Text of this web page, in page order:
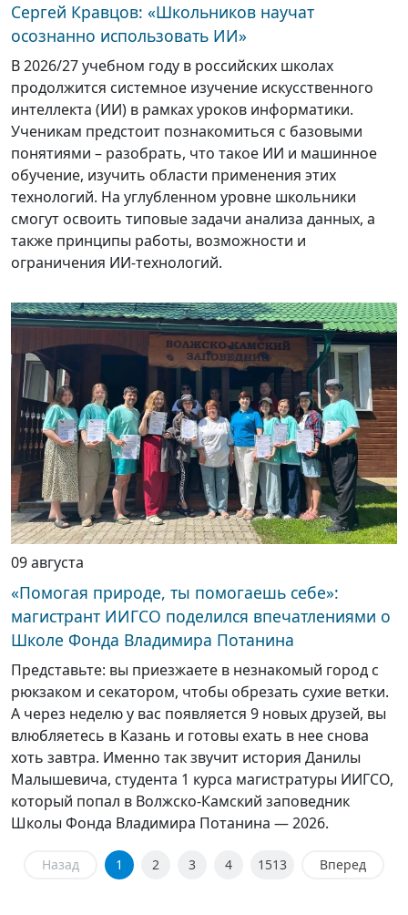
Сергей Кравцов: «Школьников научат
осознанно использовать ИИ»
В 2026/27 учебном году в российских школах
продолжится системное изучение искусственного
интеллекта (ИИ) в рамках уроков информатики.
Ученикам предстоит познакомиться с базовыми
понятиями – разобрать, что такое ИИ и машинное
обучение, изучить области применения этих
технологий. На углубленном уровне школьники
смогут освоить типовые задачи анализа данных, а
также принципы работы, возможности и
ограничения ИИ-технологий.
09 августа
«Помогая природе, ты помогаешь себе»:
магистрант ИИГСО поделился впечатлениями о
Школе Фонда Владимира Потанина
Представьте: вы приезжаете в незнакомый город с
рюкзаком и секатором, чтобы обрезать сухие ветки.
А через неделю у вас появляется 9 новых друзей, вы
влюбляетесь в Казань и готовы ехать в нее снова
хоть завтра. Именно так звучит история Данилы
Малышевича, студента 1 курса магистратуры ИИГСО,
который попал в Волжско-Камский заповедник
Школы Фонда Владимира Потанина — 2026.
Назад 1 2 3 4 1513 Вперед